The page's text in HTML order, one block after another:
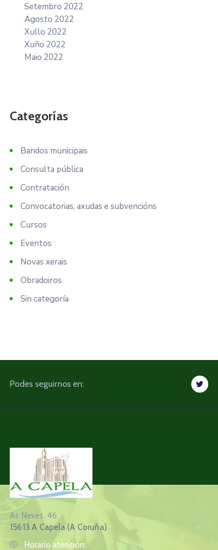
Setembro 2022
Agosto 2022
Xullo 2022
Xuño 2022
Maio 2022
Categorías
Bandos municipais
Consulta pública
Contratación
Convocatorias, axudas e subvencións
Cursos
Eventos
Novas xerais
Obradoiros
Sin categoría
Podes seguirnos en:
As Neves, 46
15613 A Capela (A Coruña)
Horario atención: